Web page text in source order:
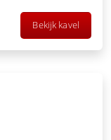
Bekijk kavel